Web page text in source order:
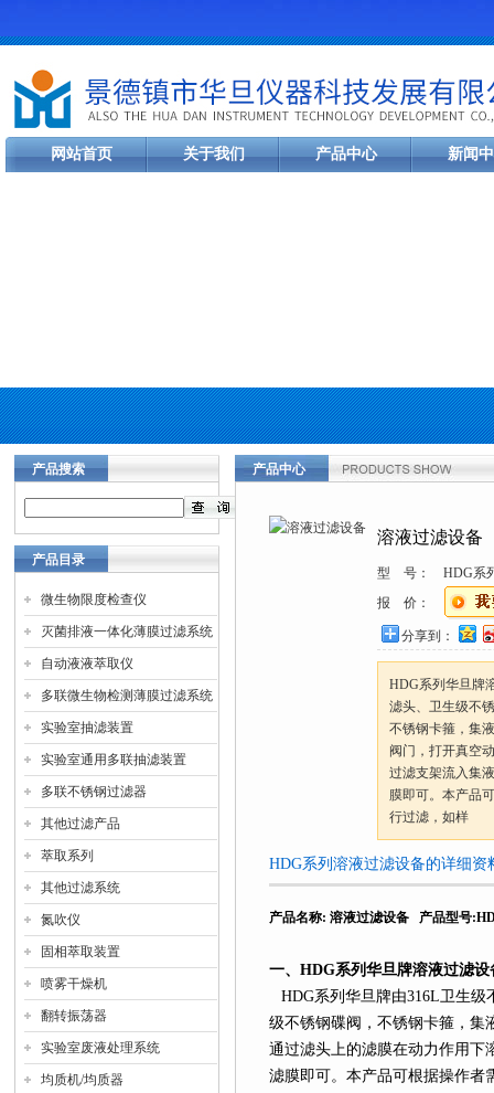
网站首页 关于我们 产品中心 新闻
产品搜索
产品目录
微生物限度检查仪
灭菌排液一体化薄膜过滤系统
自动液液萃取仪
多联微生物检测薄膜过滤系统
实验室抽滤装置
实验室通用多联抽滤装置
多联不锈钢过滤器
其他过滤产品
萃取系列
其他过滤系统
氮吹仪
固相萃取装置
喷雾干燥机
翻转振荡器
实验室废液处理系统
均质机/均质器
产品中心
溶液过滤设备
型 号：
HDG系
报 价：
分享到：
HDG系列华旦牌
滤头、卫生级不
不锈钢卡箍，集
阀门，打开真空
过滤支架流入集
膜即可。本产品
行过滤，如样
HDG系列溶液过滤设备的详细资
产品名称: 溶液过滤设备 产品型号
一、 HDG系列 华旦牌溶液过滤
HDG系列 华旦牌由316L卫生级
级不锈钢碟阀，不锈钢卡箍，集
通过滤头上的滤膜在动力作用下
滤膜即可。本产品可根据操作者